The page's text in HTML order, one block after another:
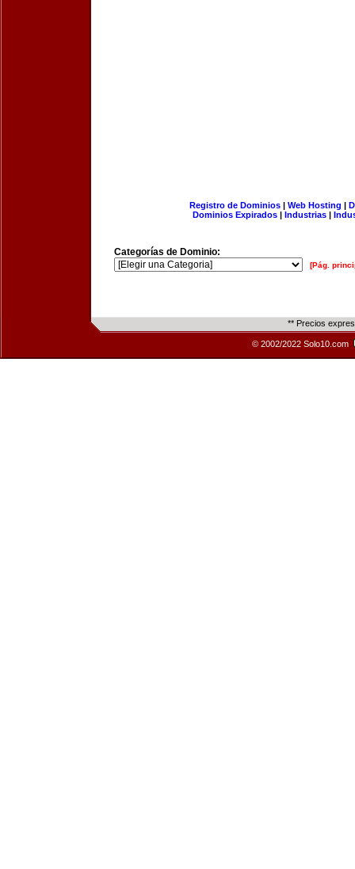
Registro de Dominios| Web Hosting |
Dominios Expirados | Industrias |
Categorías de Dominio:
[Pág.
** Precios
© 2002/2022 Solo10.com